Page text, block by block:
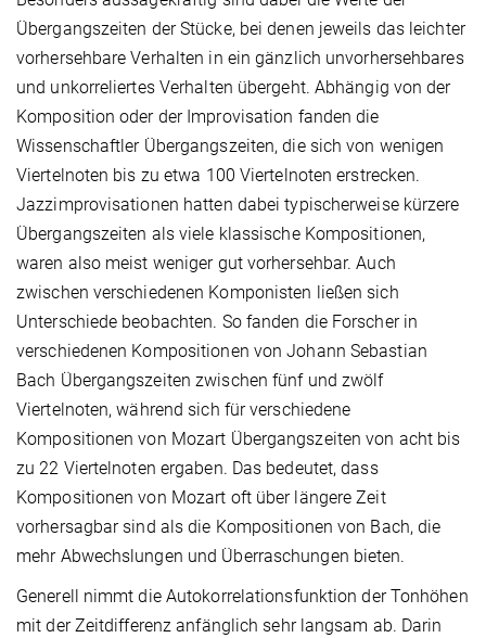
Übergangszeiten der Stücke, bei denen jeweils das leichter
vorhersehbare Verhalten in ein gänzlich unvorhersehbares
und unkorreliertes Verhalten übergeht. Abhängig von der
Komposition oder der Improvisation fanden die
Wissenschaftler Übergangszeiten, die sich von wenigen
Viertelnoten bis zu etwa 100 Viertelnoten erstrecken.
Jazzimprovisationen hatten dabei typischerweise kürzere
Übergangszeiten als viele klassische Kompositionen,
waren also meist weniger gut vorhersehbar. Auch
zwischen verschiedenen Komponisten ließen sich
Unterschiede beobachten. So fanden die Forscher in
verschiedenen Kompositionen von Johann Sebastian
Bach Übergangszeiten zwischen fünf und zwölf
Viertelnoten, während sich für verschiedene
Kompositionen von Mozart Übergangszeiten von acht bis
zu 22 Viertelnoten ergaben. Das bedeutet, dass
Kompositionen von Mozart oft über längere Zeit
vorhersagbar sind als die Kompositionen von Bach, die
mehr Abwechslungen und Überraschungen bieten.
Generell nimmt die Autokorrelationsfunktion der Tonhöhen
mit der Zeitdifferenz anfänglich sehr langsam ab. Darin